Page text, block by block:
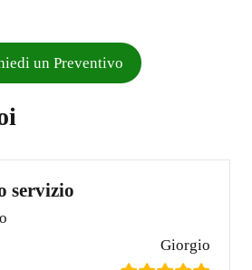
un Preventivo
servizio
Giorgio